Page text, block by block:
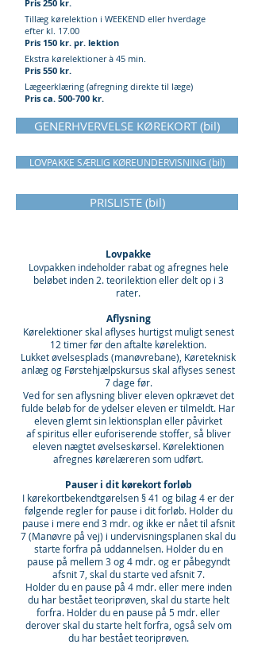
Pris 250 kr.
Tillæg kørelektion i WEEKEND eller hverdage
efter kl. 17.00
Pris 150 kr. pr. lektion
Ekstra kørelektioner à 45 min.
Pris 550 kr.
Lægeerklæring (afregning direkte til læge)
Pris ca. 500-700 kr.
GENERHVERVELSE KØREKORT (bil)
LOVPAKKE SÆRLIG KØREUNDERVISNING (bil)
PRISLISTE (bil)
Lovpakke
Lovpakken indeholder rabat og afregnes hele
beløbet inden 2. teorilektion eller delt op i 3
rater.
Aflysning
Kørelektioner skal aflyses hurtigst muligt senest
12 timer før den aftalte kørelektion.
Lukket øvelsesplads (manøvrebane), Køreteknisk
anlæg og Førstehjælpskursus skal aflyses senest
7 dage før.
Ved for sen aflysning bliver eleven opkrævet det
fulde beløb for de ydelser eleven er tilmeldt. Har
eleven glemt sin lektionsplan eller påvirket
af spiritus eller euforiserende stoffer, så bliver
eleven nægtet øvelseskørsel. Kørelektionen
afregnes kørelæreren som udført.
Pauser i dit kørekort forløb
I kørekortbekendtgørelsen § 41 og bilag 4 er der
følgende regler for pause i dit forløb. Holder du
pause i mere end 3 mdr. og ikke er nået til afsnit
7 (Manøvre på vej) i undervisningsplanen skal du
starte forfra på uddannelsen. Holder du en
pause på mellem 3 og 4 mdr. og er påbegyndt
afsnit 7, skal du starte ved afsnit 7.
Holder du en pause på 4 mdr. eller mere inden
du har bestået teoriprøven, skal du starte helt
forfra. Holder du en pause på 5 mdr. eller
derover skal du starte helt forfra, også selv om
du har bestået teoriprøven.